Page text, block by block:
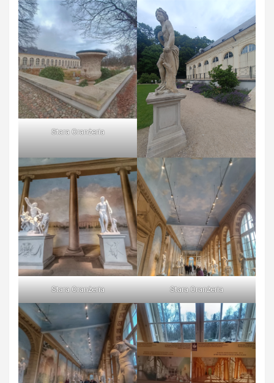
Stara Oranżeria
Stara Oranżeria Stara Oranżeria